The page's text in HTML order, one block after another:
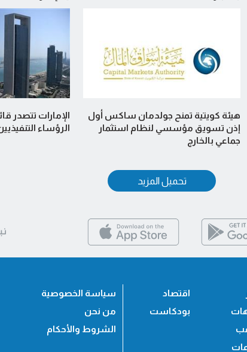
هيئة كويتية تمنح جولدمان ساكس أول
إذن تسويق مؤسسي لنظام استثمار
جماعي بالخارج
الإمارات تتصدر
الرؤساء
تحميل المزيد
اقتصاد
بودكاست
سياسة الخصوصية
من نحن
الشروط والأحكام